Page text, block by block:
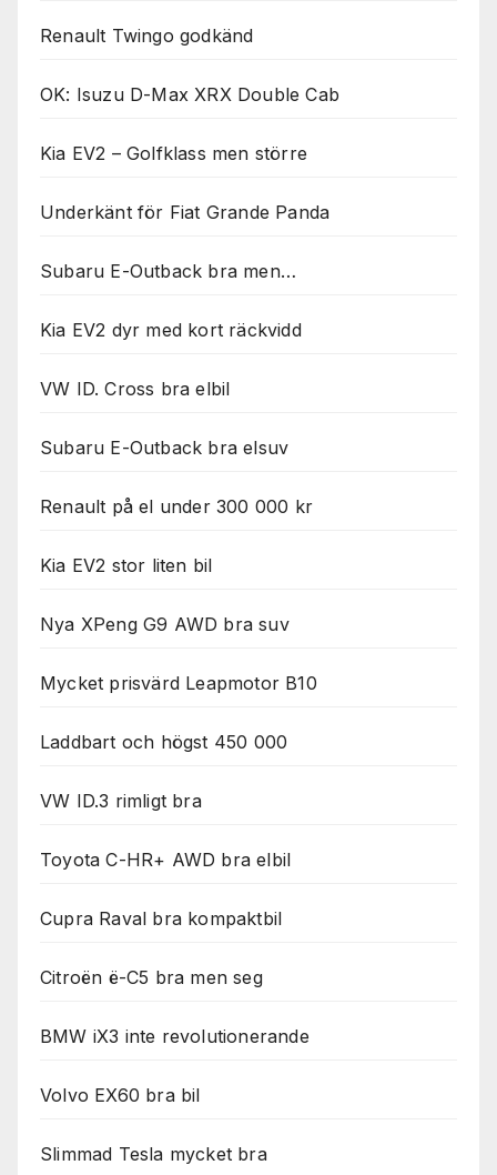
Renault Twingo godkänd
OK: Isuzu D-Max XRX Double Cab
Kia EV2 – Golfklass men större
Underkänt för Fiat Grande Panda
Subaru E-Outback bra men…
Kia EV2 dyr med kort räckvidd
VW ID. Cross bra elbil
Subaru E-Outback bra elsuv
Renault på el under 300 000 kr
Kia EV2 stor liten bil
Nya XPeng G9 AWD bra suv
Mycket prisvärd Leapmotor B10
Laddbart och högst 450 000
VW ID.3 rimligt bra
Toyota C-HR+ AWD bra elbil
Cupra Raval bra kompaktbil
Citroën ë-C5 bra men seg
BMW iX3 inte revolutionerande
Volvo EX60 bra bil
Slimmad Tesla mycket bra